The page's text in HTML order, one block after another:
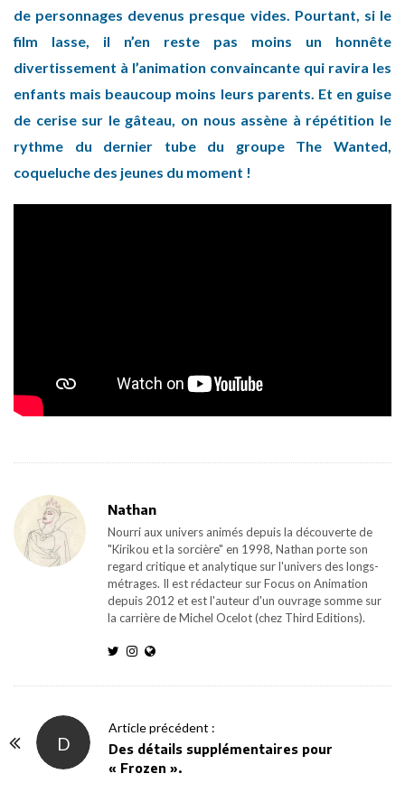
de personnages devenus presque vides. Pourtant, si le
film lasse, il n’en reste pas moins un honnête
divertissement à l’animation convaincante qui ravira les
enfants mais beaucoup moins leurs parents. Et en guise
de cerise sur le gâteau, on nous assène à répétition le
rythme du dernier tube du groupe The Wanted,
coqueluche des jeunes du moment !
Nathan
Nourri aux univers animés depuis la découverte de
"Kirikou et la sorcière" en 1998, Nathan porte son
regard critique et analytique sur l'univers des longs-
métrages. Il est rédacteur sur Focus on Animation
depuis 2012 et est l'auteur d'un ouvrage somme sur
la carrière de Michel Ocelot (chez Third Editions).
D
Article précédent :
Des détails supplémentaires pour
« Frozen ».